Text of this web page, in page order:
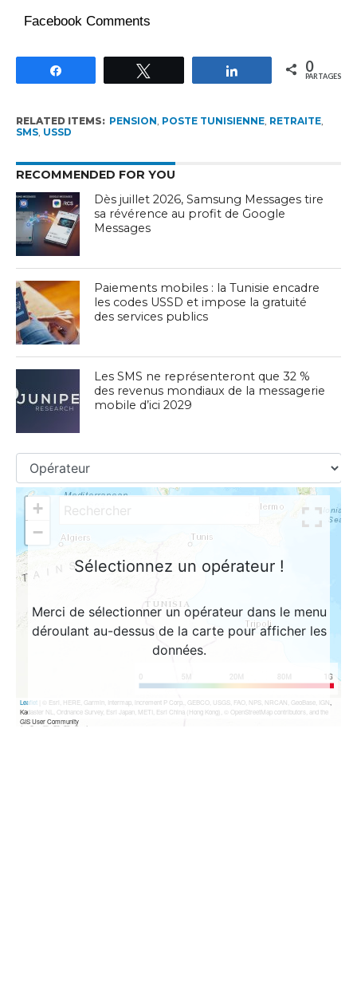
Facebook Comments
Partagez 0
PARTAGES
RELATED ITEMS: PENSION POSTE TUNISIENNE, RETRAITE,
SMS, USSD
RECOMMENDED FOR YOU
Dès juillet 2026, Samsung Messages tire
sa révérence au profit de Google
Messages
Paiements mobiles : la Tunisie encadre
les codes USSD et impose la gratuité
des services publics
Les SMS ne représenteront que 32 %
des revenus mondiaux de la messagerie
mobile d’ici 2029